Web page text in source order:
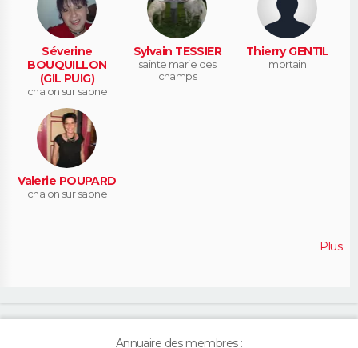
Séverine
BOUQUILLON
(GIL PUIG)
chalon sur saone
Sylvain TESSIER
sainte marie des
champs
Thierry GENTIL
mortain
Valerie POUPARD
chalon sur saone
Plus
Annuaire des membres :